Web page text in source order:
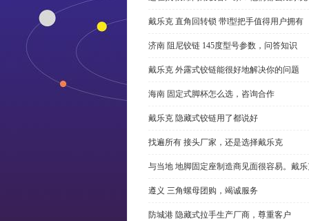
戴乐克 直角回转锁 带l型把手值得用户拥有
济南 阻尼铰链 145度型号参数，问答知识
戴乐克 外露式铰链能很好地解决你的问题
海南 固定式脚杯怎么选，咨询合作
戴乐克 隐藏式铰链用了都说好
找遍所有 接头厂家，还是选择戴乐克
与当地 地脚固定座制造商见面很容易。戴
遵义 三角螺母团购，竭诚服务
防城港 隐藏式拉手生产厂商，尊重客户